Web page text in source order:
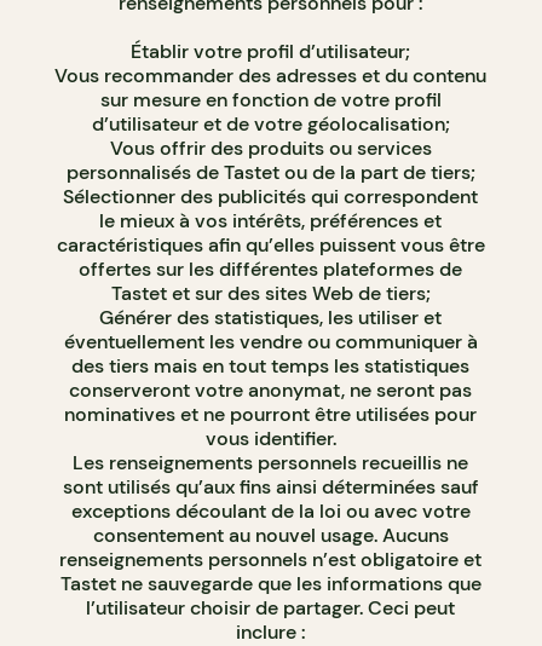
Établir votre profil d’utilisateur;
Vous recommander des adresses et du contenu
sur mesure en fonction de votre profil
d’utilisateur et de votre géolocalisation;
Vous offrir des produits ou services
personnalisés de Tastet ou de la part de tiers;
Sélectionner des publicités qui correspondent
le mieux à vos intérêts, préférences et
caractéristiques afin qu’elles puissent vous être
offertes sur les différentes plateformes de
Tastet et sur des sites Web de tiers;
Générer des statistiques, les utiliser et
éventuellement les vendre ou communiquer à
des tiers mais en tout temps les statistiques
conserveront votre anonymat, ne seront pas
nominatives et ne pourront être utilisées pour
vous identifier.
Les renseignements personnels recueillis ne
sont utilisés qu’aux fins ainsi déterminées sauf
exceptions découlant de la loi ou avec votre
consentement au nouvel usage. Aucuns
renseignements personnels n’est obligatoire et
Tastet ne sauvegarde que les informations que
l’utilisateur choisir de partager. Ceci peut
inclure :